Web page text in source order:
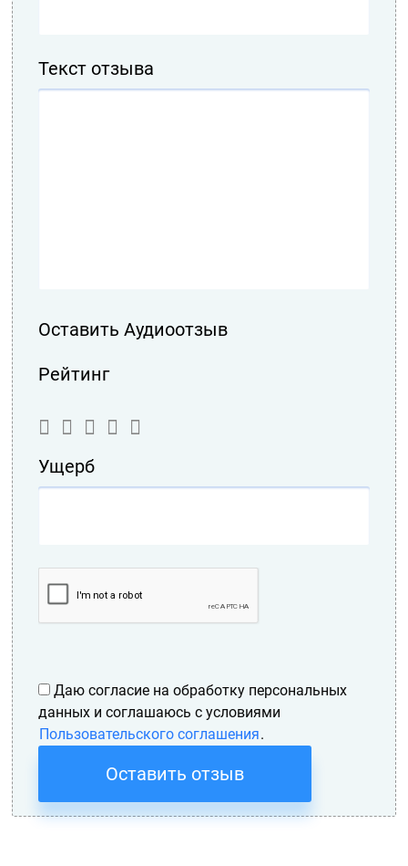
Текст отзыва
Оставить Аудиоотзыв
Рейтинг
Ущерб
Оставить отзыв
Даю согласие на обработку персональных
данных и соглашаюсь с условиями
Пользовательского соглашения.